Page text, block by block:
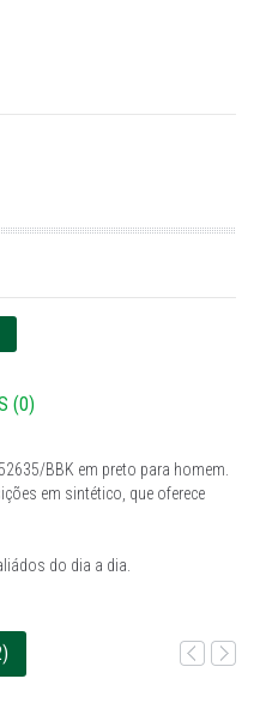
(0)
BBK em preto para homem.
em sintético, que oferece
do dia a dia.